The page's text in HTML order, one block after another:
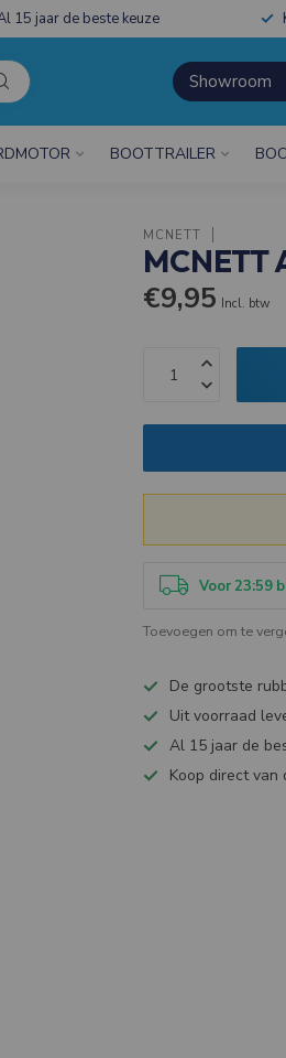
15 jaar de beste keuze
Showroom
BOOTTRAILER
MCNETT
MCNETT
€9,95 Incl. btw
Voor 23:59
Toevoegen om te
De grootste
Uit voorraad
Al 15 jaar de
Koop direct van